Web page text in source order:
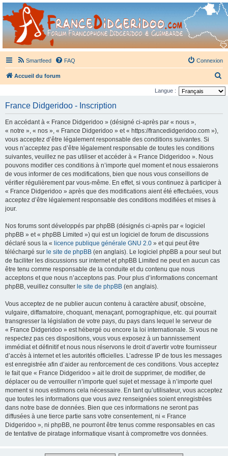
France Didgeridoo
Didgeridoo et Guimbarde sur France Didgeridoo - retrouvez la communauté.
Smartfeed FAQ Connexion
Accueil du forum
e
h
Langue :
France Didgeridoo - Inscription
En accédant à « France Didgeridoo » (désigné ci-après par « nous »,
« notre », « nos », « France Didgeridoo » et « https://francedidgeridoo.com »),
vous acceptez d’être légalement responsable des conditions suivantes. Si
vous n’acceptez pas d’être légalement responsable de toutes les conditions
suivantes, veuillez ne pas utiliser et accéder à « France Didgeridoo ». Nous
pouvons modifier ces conditions à n’importe quel moment et nous essaierons
de vous informer de ces modifications, bien que nous vous conseillons de
vérifier régulièrement par vous-même. En effet, si vous continuez à participer à
« France Didgeridoo » après que des modifications aient été effectuées, vous
acceptez d’être légalement responsable des conditions modifiées et mises à
jour.
Nos forums sont développés par phpBB (désignés ci-après par « logiciel
phpBB » et « phpBB Limited ») qui est un logiciel de forum de discussions
déclaré sous la « licence publique générale GNU 2.0 » et qui peut être
téléchargé sur le site de phpBB (en anglais). Le logiciel phpBB a pour seul but
de faciliter les discussions sur internet et phpBB Limited ne peut en aucun cas
être tenu comme responsable de la conduite et du contenu que nous
acceptons et que nous n’acceptons pas. Pour plus d’informations concernant
phpBB, veuillez consulter le site de phpBB (en anglais).
Vous acceptez de ne publier aucun contenu à caractère abusif, obscène,
vulgaire, diffamatoire, choquant, menaçant, pornographique, etc. qui pourrait
transgresser la législation de votre pays, du pays dans lequel le serveur de
« France Didgeridoo » est hébergé ou encore la loi internationale. Si vous ne
respectez pas ces dispositions, vous vous exposez à un bannissement
immédiat et définitif et nous nous réservons le droit d’avertir votre fournisseur
d’accès à internet et les autorités officielles. L’adresse IP de tous les messages
est enregistrée afin d’aider au renforcement de ces conditions. Vous acceptez
le fait que « France Didgeridoo » ait le droit de supprimer, de modifier, de
déplacer ou de verrouiller n’importe quel sujet et message à n’importe quel
moment si nous estimons cela nécessaire. En tant qu’utilisateur, vous acceptez
que toutes les informations que vous avez renseignées soient enregistrées
dans notre base de données. Bien que ces informations ne seront pas
diffusées à une tierce partie sans votre consentement, ni « France
Didgeridoo », ni phpBB, ne pourront être tenus comme responsables en cas
de tentative de piratage informatique visant à compromettre vos données.